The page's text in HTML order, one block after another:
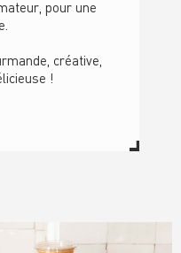
pour une
créative,
!